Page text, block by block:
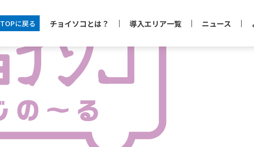
TOPに戻る チョイソコとは？ 導入エリア一覧 ニュース